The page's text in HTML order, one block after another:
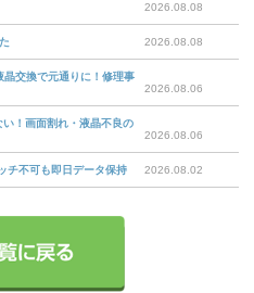
2026.08.08
2026.08.08
交換で元通りに！修理事
2026.08.06
！画面割れ・液晶不良の
2026.08.06
チ不可も即日データ保持 2026.08.02